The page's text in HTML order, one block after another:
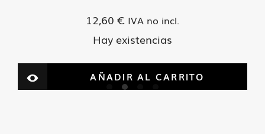
12,60 € IVA no incl.
Hay existencias
AÑADIR AL CARRITO